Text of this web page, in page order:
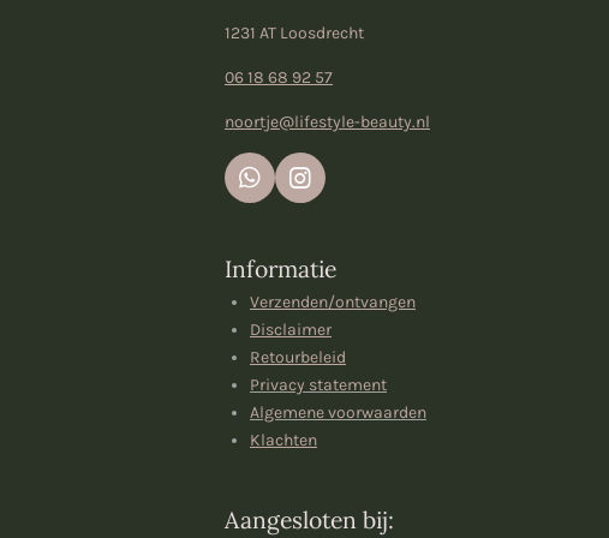
1231 AT Loosdrecht
06 18 68 92 57
noortje@lifestyle-beauty.nl
W
h
t
s
A
p
p
I
n
a
g
r
a
m
Informatie
Verzenden/ontvangen
Disclaimer
Retourbeleid
Privacy statement
Algemene voorwaarden
Klachten
Aangesloten bij: